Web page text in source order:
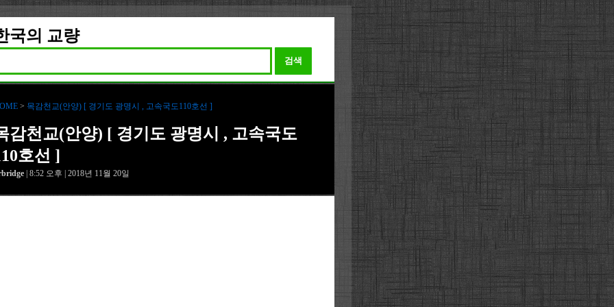
국의 교량
검색
> 목감천교(안양) [ 경기도 광명시 , 고속국도110호선 ]
감천교(안양) [ 경기도 광명시 , 고속국도
호선 ]
| 8:52 오후 | 2018년 11월 20일